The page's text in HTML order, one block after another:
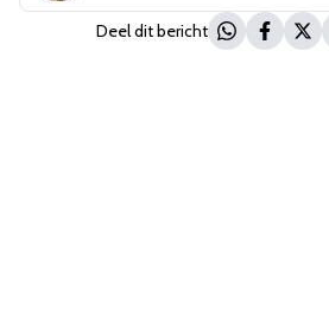
Deel dit bericht